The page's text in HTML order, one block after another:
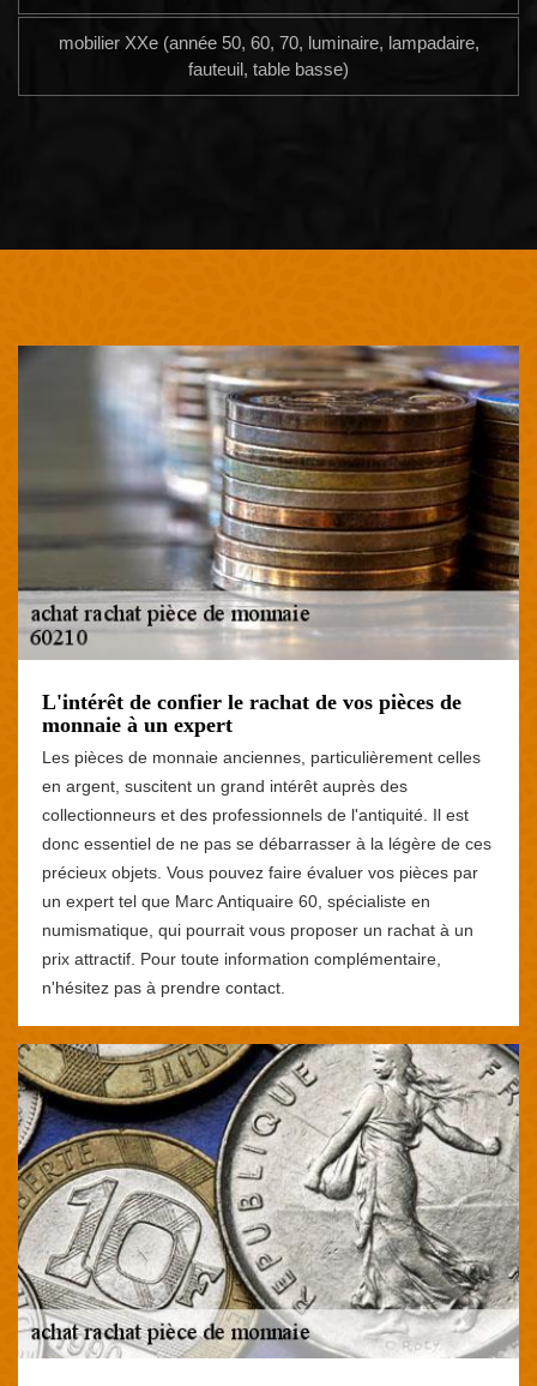
mobilier XXe (année 50, 60, 70, luminaire, lampadaire,
fauteuil, table basse)
L'intérêt de confier le rachat de vos pièces de
monnaie à un expert
Les pièces de monnaie anciennes, particulièrement celles
en argent, suscitent un grand intérêt auprès des
collectionneurs et des professionnels de l'antiquité. Il est
donc essentiel de ne pas se débarrasser à la légère de ces
précieux objets. Vous pouvez faire évaluer vos pièces par
un expert tel que Marc Antiquaire 60, spécialiste en
numismatique, qui pourrait vous proposer un rachat à un
prix attractif. Pour toute information complémentaire,
n'hésitez pas à prendre contact.